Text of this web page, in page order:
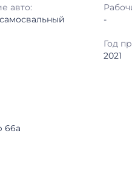
авто:
-
Год
2021
66а